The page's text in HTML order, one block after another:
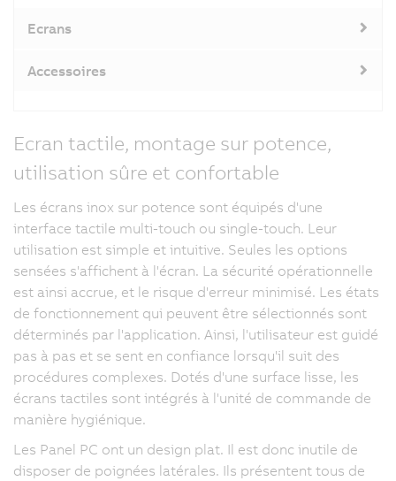
Ecrans
Accessoires
Ecran tactile, montage sur potence,
utilisation sûre et confortable
Les écrans inox sur potence sont équipés d'une
interface tactile multi-touch ou single-touch. Leur
utilisation est simple et intuitive. Seules les options
sensées s'affichent à l'écran. La sécurité opérationnelle
est ainsi accrue, et le risque d'erreur minimisé. Les états
de fonctionnement qui peuvent être sélectionnés sont
déterminés par l'application. Ainsi, l'utilisateur est guidé
pas à pas et se sent en confiance lorsqu'il suit des
procédures complexes. Dotés d'une surface lisse, les
écrans tactiles sont intégrés à l'unité de commande de
manière hygiénique.
Les Panel PC ont un design plat. Il est donc inutile de
disposer de poignées latérales. Ils présentent tous de